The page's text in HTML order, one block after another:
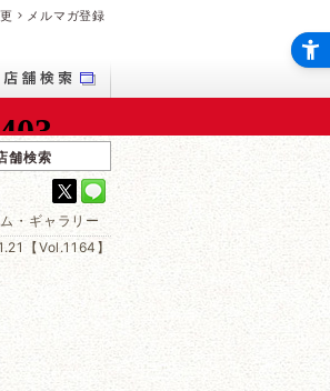
メルマガ登録
舗検索
・ギャラリー
【Vol.1164】